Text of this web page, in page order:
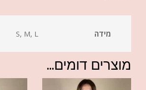
מידה S, M, L
מוצרים דומים...